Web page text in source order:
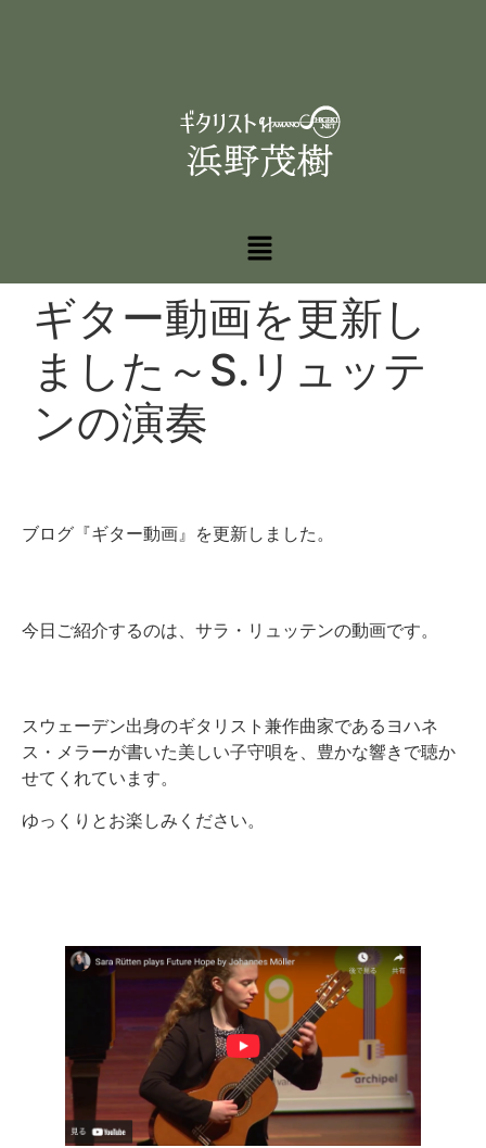
ギター動画を更新し
ました～S.リュッテ
ンの演奏
ブログ『ギター動画』を更新しました。
今日ご紹介するのは、サラ・リュッテンの動画です。
スウェーデン出身のギタリスト兼作曲家であるヨハネ
ス・メラーが書いた美しい子守唄を、豊かな響きで聴か
せてくれています。
ゆっくりとお楽しみください。